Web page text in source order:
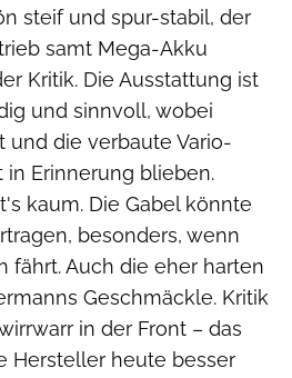
steif und spur-stabil, der
samt Mega-Akku
Kritik. Die Ausstattung ist
und sinnvoll, wobei
und die verbaute Vario-
Erinnerung blieben.
kaum. Die Gabel könnte
besonders, wenn
fährt. Auch die eher harten
Geschmäckle. Kritik
in der Front – das
Hersteller heute besser